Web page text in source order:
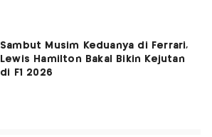
Sambut Musim Keduanya di Ferrari,
Lewis Hamilton Bakal Bikin Kejutan
di F1 2026